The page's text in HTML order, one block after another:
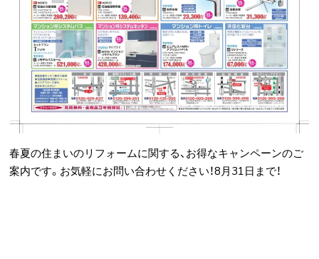
春夏の住まいのリフォームに関する、お得なキャンペーンのご
案内です。お気軽にお問い合わせください！8月31日まで！